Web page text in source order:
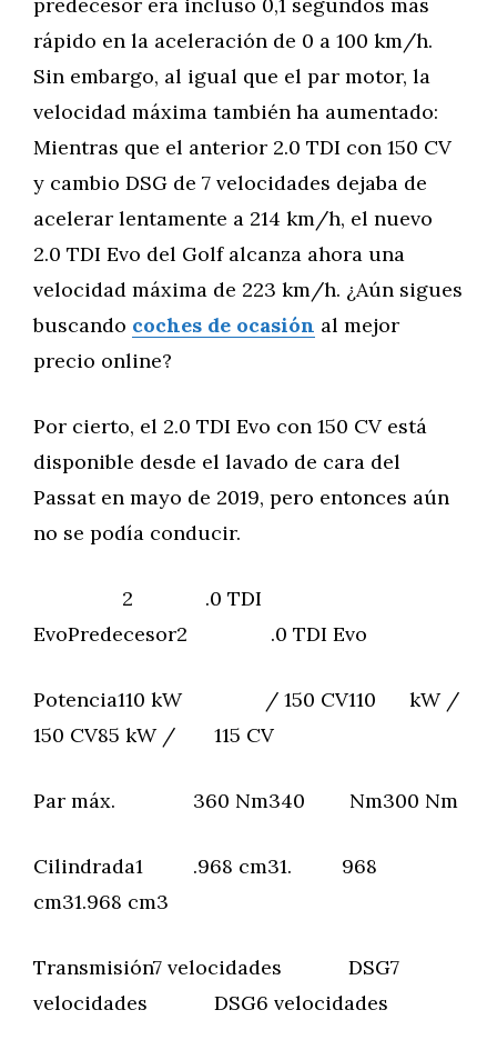
rápido en la aceleración de 0 a 100 km/h.
Sin embargo, al igual que el par motor, la
velocidad máxima también ha aumentado:
Mientras que el anterior 2.0 TDI con 150 CV
y cambio DSG de 7 velocidades dejaba de
acelerar lentamente a 214 km/h, el nuevo
2.0 TDI Evo del Golf alcanza ahora una
velocidad máxima de 223 km/h. ¿Aún sigues
buscando coches de ocasión al mejor
precio online?
Por cierto, el 2.0 TDI Evo con 150 CV está
disponible desde el lavado de cara del
Passat en mayo de 2019, pero entonces aún
no se podía conducir.
2 .0 TDI
EvoPredecesor2 .0 TDI Evo
Potencia110 kW / 150 CV110 kW /
150 CV85 kW / 115 CV
Par máx. 360 Nm340 Nm300 Nm
Cilindrada1 .968 cm31. 968
cm31.968 cm3
Transmisión7 velocidades DSG7
velocidades DSG6 velocidades